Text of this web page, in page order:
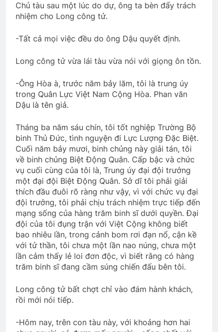
Chủ tàu sau một lúc do dự, ông ta bèn đẩy trách
nhiệm cho Long công tử.
-Tất cả mọi việc đều do ông Dậu quyết định.
Long công tử vừa lái tàu vừa nói với giọng ôn tồn.
-Ông Hòa à, trước năm bảy lăm, tôi là trung úy
trong Quân Lực Việt Nam Cộng Hòa. Phan văn
Dậu là tên giả.
Tháng ba năm sáu chín, tôi tốt nghiệp Trường Bộ
binh Thủ Đức, tình nguyện đi Lực Lượng Đặc Biệt.
Cuối năm bảy mươi, binh chủng này giải tán, tôi
về binh chủng Biệt Động Quân. Cấp bậc và chức
vụ cuối cùng của tôi là, Trung úy đại đội trưởng
một đại đội Biệt Động Quân. Sở dĩ tôi phải giải
thích đầu đuôi rõ ràng như vậy, vì với chức vụ đại
đội trưởng, tôi phải chịu trách nhiệm trực tiếp đến
mạng sống của hàng trăm binh sĩ dưới quyền. Đại
đội của tôi đụng trận với Việt Cộng không biết
bao nhiêu lần, trong cảnh bom rơi đạn nổ, cận kề
với tử thần, tôi chưa một lần nao núng, chưa một
lần cảm thấy lẻ loi đơn độc, vì biết rằng có hàng
trăm binh sĩ đang cầm súng chiến đấu bên tôi.
Long công tử bất chợt chỉ vào đám hành khách,
rồi mới nói tiếp.
-Hôm nay, trên con tàu này, với khoảng hơn hai